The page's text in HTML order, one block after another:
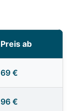
Preis ab
69 €
96 €